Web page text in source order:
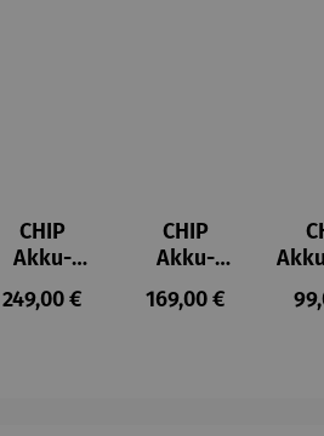
CHIP
Akku-
ger
Regulärer Preis:
249,00 €
CHIP
Akku-
Staubsau
ger DS02
Regulärer Preis:
169,00 €